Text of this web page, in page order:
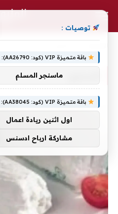
توصيات :
باقة متميزة VIP (كود: AA26790):
ماسنجر المسلم
باقة متميزة VIP (كود: AA38045):
اول اثنين ريادة اعمال
مشاركة ارباح ادسنس